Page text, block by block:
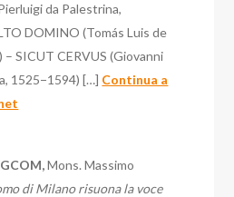
da Palestrina,
DOMINO (Tomás Luis de
SICUT CERVUS (Giovanni
1525−1594) […] Continua a
Mons. Massimo
di Milano risuona la voce